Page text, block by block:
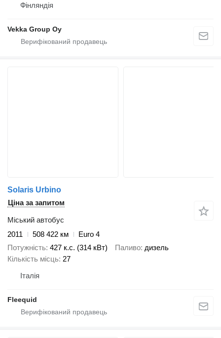
Фінляндія
Vekka Group Oy
Solaris Urbino
Ціна за запитом
Міський автобус
2011
508 422 км
Euro 4
Потужність 427 к.с. (314 кВт) Паливо дизель
Кількість місць 27
Італія
Fleequid